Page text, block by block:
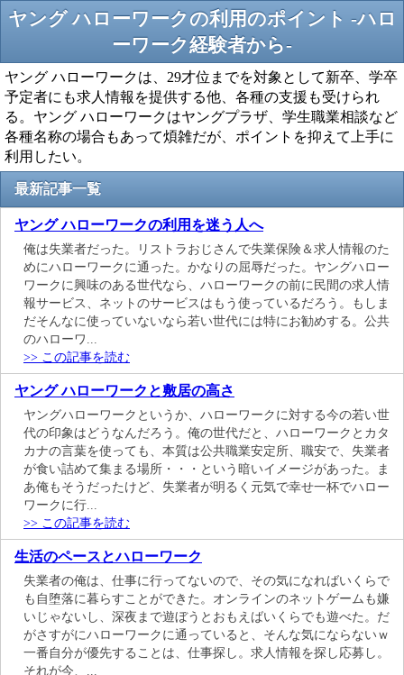
ヤング ハローワークの利用のポイント -ハロ
ーワーク経験者から-
ヤング ハローワークは、29才位までを対象として新卒、学卒
予定者にも求人情報を提供する他、各種の支援も受けられ
る。ヤング ハローワークはヤングプラザ、学生職業相談など
各種名称の場合もあって煩雑だが、ポイントを抑えて上手に
利用したい。
最新記事一覧
ヤング ハローワークの利用を迷う人へ
俺は失業者だった。リストラおじさんで失業保険＆求人情報のた
めにハローワークに通った。かなりの屈辱だった。ヤングハロー
ワークに興味のある世代なら、ハローワークの前に民間の求人情
報サービス、ネットのサービスはもう使っているだろう。もしま
だそんなに使っていないなら若い世代には特にお勧めする。公共
のハローワ...
>> この記事を読む
ヤング ハローワークと敷居の高さ
ヤングハローワークというか、ハローワークに対する今の若い世
代の印象はどうなんだろう。俺の世代だと、ハローワークとカタ
カナの言葉を使っても、本質は公共職業安定所、職安で、失業者
が食い詰めて集まる場所・・・という暗いイメージがあった。ま
あ俺もそうだったけど、失業者が明るく元気で幸せ一杯でハロー
ワークに行...
>> この記事を読む
生活のペースとハローワーク
失業者の俺は、仕事に行ってないので、その気になればいくらで
も自堕落に暮らすことができた。オンラインのネットゲームも嫌
いじゃないし、深夜まで遊ぼうとおもえばいくらでも遊べた。だ
がさすがにハローワークに通っていると、そんな気にならないｗ
一番自分が優先することは、仕事探し。求人情報を探し応募し。
それが今、...